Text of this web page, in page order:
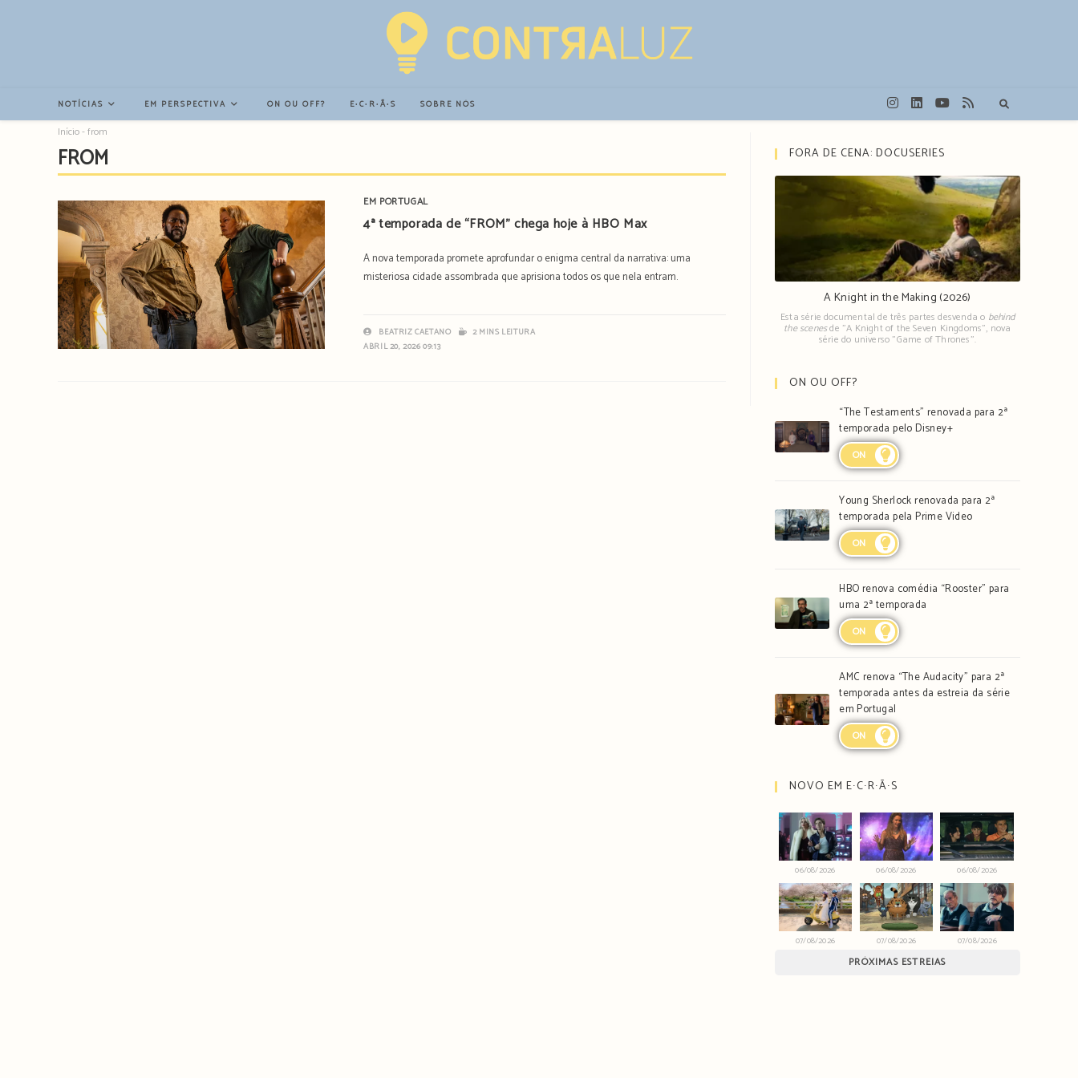
NOTÍCIAS EM PERSPECTIVA ON OU OFF? E∙C∙R∙Ã∙S SOBRE NÓS
Início-from
FROM
EM PORTUGAL
4ª temporada de “FROM” chega hoje à HBO Max
A nova temporada promete aprofundar o enigma central da narrativa: uma
misteriosa cidade assombrada que aprisiona todos os que nela entram.
BEATRIZ CAETANO
2 MINS LEITURA
ABRIL 20, 2026 09:13
FORA DE CENA: DOCUSERIES
A Knight in the Making (2026)
Esta série documental de três partes desvenda o behind
the scenesde "A Knight of the Seven Kingdoms", nova
série do universo "Game of Thrones".
ON OU OFF?
“The Testaments” renovada para 2ª
temporada pelo Disney+
ON
Young Sherlock renovada para 2ª
temporada pela Prime Video
ON
HBO renova comédia “Rooster” para
uma 2ª temporada
ON
AMC renova “The Audacity” para 2ª
temporada antes da estreia da série
em Portugal
ON
NOVO EM E∙C∙R∙Ã∙S
06/08/2026 06/08/2026 06/08/2026
07/08/2026 07/08/2026 07/08/2026
PRÓXIMAS ESTREIAS